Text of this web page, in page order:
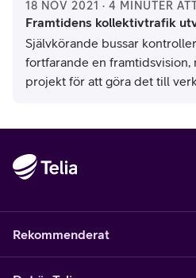
18 NOV 2021 · 4 MINUTER
Framtidens kollektivtrafik
Självkörande bussar
fortfarande en framtidsvision,
projekt för att göra det till
Rekommenderat